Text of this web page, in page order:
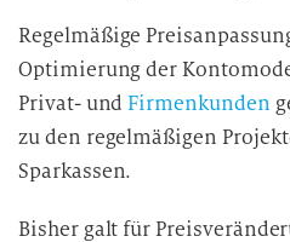
Regelmäßige
Optimierung der
Privat- undFirmenkunden
zu den regelmäßigen
Sparkassen.
Bisher galt für